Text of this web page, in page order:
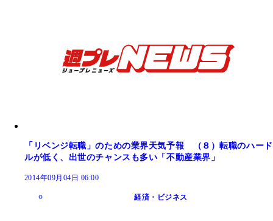
「リベンジ転職」のための業界天気予報 （８）転職のハード
ルが低く、出世のチャンスも多い「不動産業界」
2014年09月04日 06:00
経済・ビジネス